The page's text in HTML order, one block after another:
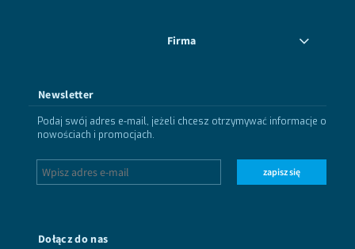
Firma
Newsletter
Podaj swój adres e-mail, jeżeli chcesz otrzymywać informacje o
nowościach i promocjach.
zapisz się
Dołącz do nas